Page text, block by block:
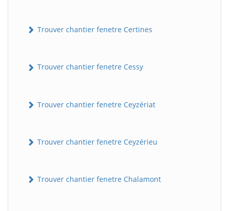
Trouver chantier fenetre Certines
Trouver chantier fenetre Cessy
Trouver chantier fenetre Ceyzériat
Trouver chantier fenetre Ceyzérieu
Trouver chantier fenetre Chalamont